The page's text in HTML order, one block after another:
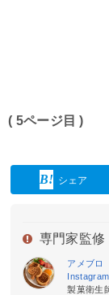
( 5ページ目 )
シェア
専門家監修 |
アメブロ
Instagram
製菓衛生